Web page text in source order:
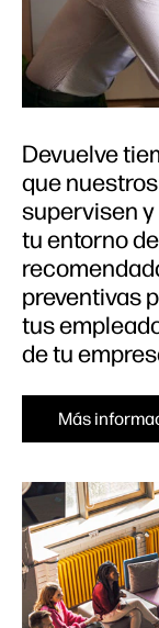
Devuelve
que
supervisen
tu entorno
preventivas
tus
de tu
Más